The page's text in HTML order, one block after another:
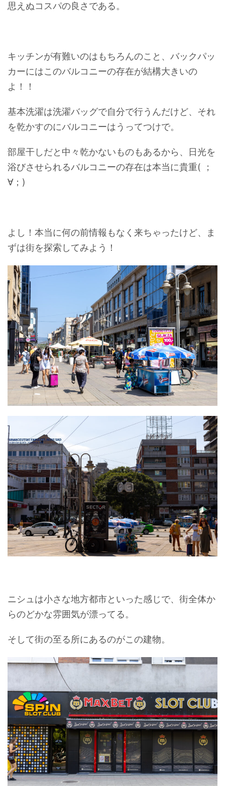
思えぬコスパの良さである。
キッチンが有難いのはもちろんのこと、バックパッ
カーにはこのバルコニーの存在が結構大きいの
よ！！
基本洗濯は洗濯バッグで自分で行うんだけど、それ
を乾かすのにバルコニーはうってつけで。
部屋干しだと中々乾かないものもあるから、日光を
浴びさせられるバルコニーの存在は本当に貴重( ；
∀；)
よし！本当に何の前情報もなく来ちゃったけど、ま
ずは街を探索してみよう！
ニシュは小さな地方都市といった感じで、街全体か
らのどかな雰囲気が漂ってる。
そして街の至る所にあるのがこの建物。